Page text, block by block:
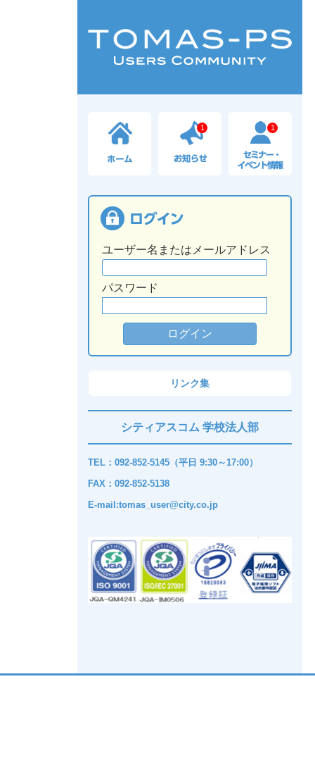
1 1
ユーザー名またはメールアドレス
パスワード
リンク集
シティアスコム 学校法人部
TEL：092-852-5145（平日 9:30～17:00）
FAX：092-852-5138
E-mail:tomas_user@city.co.jp